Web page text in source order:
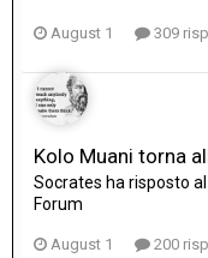
August 1 309
Kolo Muani torna
Socrates ha risposto
Forum
August 1 200